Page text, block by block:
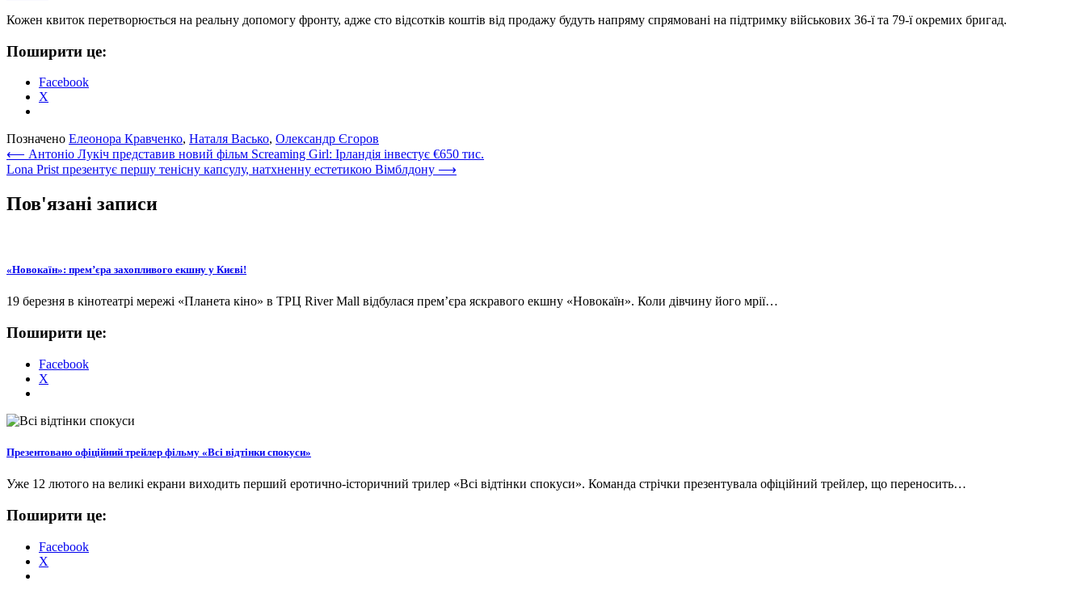
Кожен квиток перетворюється на реальну допомогу фронту, адже сто відсотків коштів від продажу будуть напряму спрямовані на підтримку військових 36-ї та 79-ї окремих бригад.
Поширити це:
Facebook
X
Позначено Елеонора Кравченко, Наталя Васько, Олександр Єгоров
Навігація
записів
⟵ Антоніо Лукіч представив новий фільм Screaming Girl: Ірландія інвестує €650 тис.
Lona Prist презентує першу тенісну капсулу, натхненну естетикою Вімблдону ⟶
Пов'язані записи
«Новокаїн»: прем’єра захопливого екшну у Києві!
19 березня в кінотеатрі мережі «Планета кіно» в ТРЦ River Mall відбулася прем’єра яскравого екшну «Новокаїн». Коли дівчину його мрії…
Поширити це:
Facebook
X
Презентовано офіційний трейлер фільму «Всі відтінки спокуси»
Уже 12 лютого на великі екрани виходить перший еротично-історичний трилер «Всі відтінки спокуси». Команда стрічки презентувала офіційний трейлер, що переносить…
Поширити це:
Facebook
X